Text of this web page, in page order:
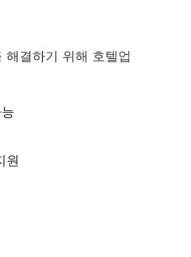
결하기 위해 호텔업
원